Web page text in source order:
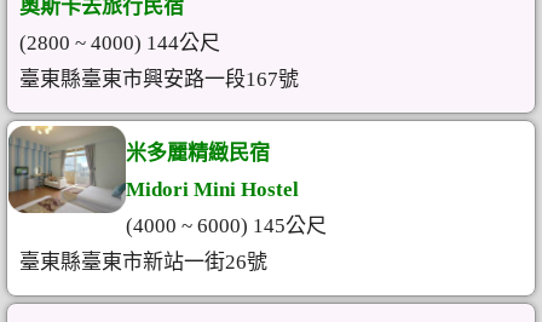
奧斯卡去旅行民宿
(2800 ~ 4000) 144公尺
臺東縣臺東市興安路一段167號
米多麗精緻民宿
Midori Mini Hostel
(4000 ~ 6000) 145公尺
臺東縣臺東市新站一街26號